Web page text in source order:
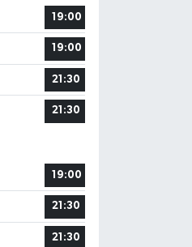
19:00
19:00
21:30
21:30
19:00
21:30
21:30